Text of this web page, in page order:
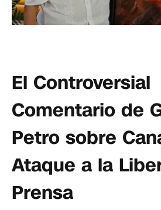
El Controversial
Comentario de
Petro sobre
Ataque a la
Prensa